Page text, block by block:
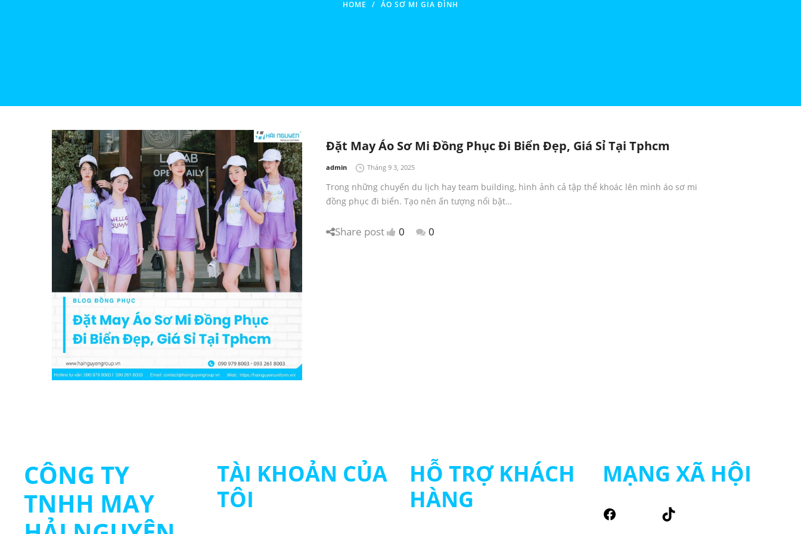
HOME / ÁO SƠ MI GIA ĐÌNH
Đặt May Áo Sơ Mi Đồng Phục Đi Biển Đẹp, Giá Sỉ Tại Tphcm
by
admin Tháng 9 3, 2025
Trong những chuyến du lịch hay team building, hình ảnh cả tập thể khoác lên mình áo sơ mi
đồng phục đi biển. Tạo nên ấn tượng nổi bật…
Share post 0 0
CÔNG TY
TNHH MAY
TÀI KHOẢN CỦA
TÔI
HỖ TRỢ KHÁCH
HÀNG
MẠNG XÃ HỘI